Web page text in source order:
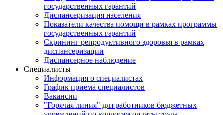
государственных гарантий
Диспансеризация населения
Показатели качества помощи в рамках программы
государственных гарантий
Скрининг репродуктивного здоровья в рамках
диспансеризации
Диспансерное наблюдение
Специалисты
Информация о специалистах
График приема специалистов
Вакансии
"Горячая линия" для работников бюджетных